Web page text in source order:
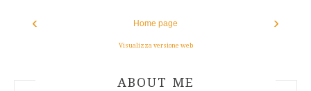
‹ ›
Home page
Visualizza versione web
ABOUT AUTHOR
ABOUT ME